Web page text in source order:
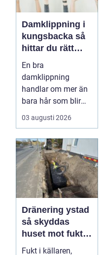
Damklippning i
kungsbacka så
hittar du rätt
frisör och stil
En bra
damklippning
handlar om mer än
bara hår som blir
kortare. Rätt frisyr
ansiktsfo...
03 augusti 2026
Dränering ystad
så skyddas
huset mot fukt
och framtida
Fukt i källaren,